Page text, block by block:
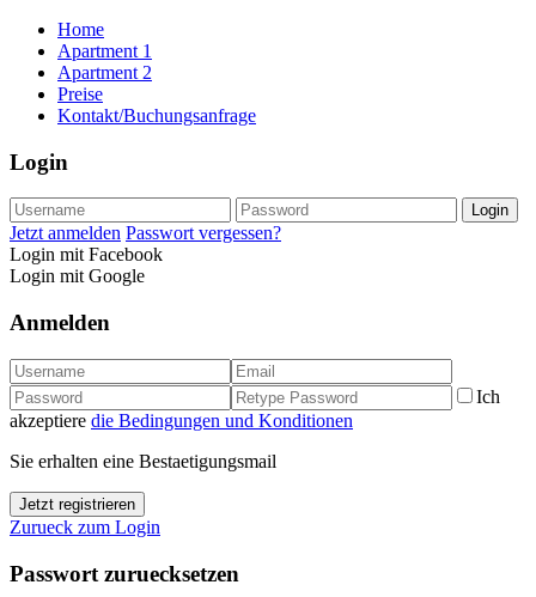
Home
Apartment 1
Apartment 2
Preise
Kontakt/Buchungsanfrage
Login
Login
Jetzt anmelden Passwort vergessen?
Login mit Facebook
Login mit Google
Anmelden
Ich
akzeptiere die Bedingungen und Konditionen
Sie erhalten eine Bestaetigungsmail
Jetzt registrieren
Zurueck zum Login
Passwort zuruecksetzen